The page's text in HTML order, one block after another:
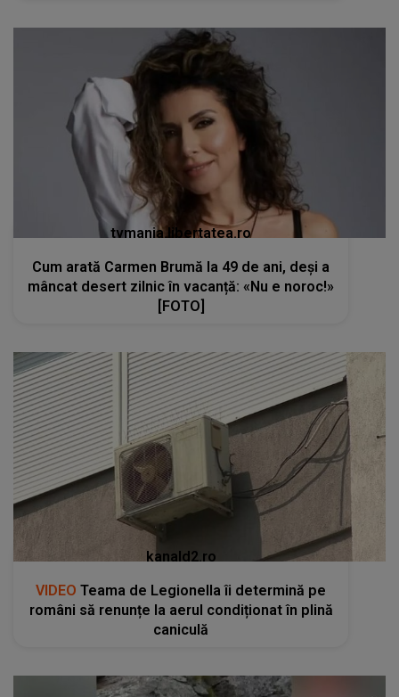
tvmania.libertatea.ro
Cum arată Carmen Brumă la 49 de ani, deși a
mâncat desert zilnic în vacanță: «Nu e noroc!»
[FOTO]
kanald2.ro
VIDEO Teama de Legionella îi determină pe
români să renunțe la aerul condiționat în plină
caniculă